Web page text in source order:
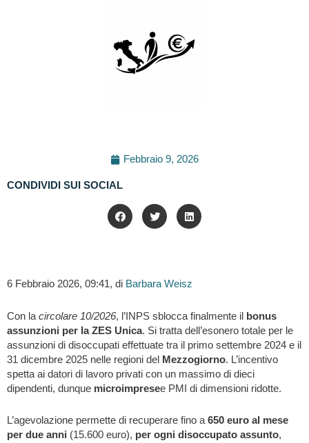
Febbraio 9, 2026
CONDIVIDI SUI SOCIAL
6 Febbraio 2026, 09:41, di Barbara Weisz
Con la circolare 10/2026, l’INPS sblocca finalmente il
bonus
assunzioni per la ZES Unica. Si tratta dell’esonero totale per le
assunzioni di disoccupati effettuate tra il primo settembre 2024 e il
31 dicembre 2025 nelle regioni del
Mezzogiorno. L’incentivo
spetta ai datori di lavoro privati con un massimo di dieci
dipendenti, dunque microimpresee PMI di dimensioni ridotte.
L’agevolazione permette di recuperare fino a650 euro al mese
per due anni (15.600 euro), per ogni disoccupato assunto,